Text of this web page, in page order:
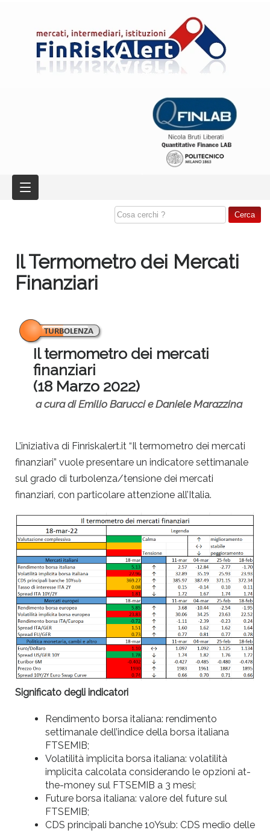
Il Termometro dei Mercati
Finanziari
Il termometro dei mercati
finanziari
(18 Marzo 2022)
a cura di Emilio Barucci e Daniele Marazzina
L’iniziativa di Finriskalert.it “Il termometro dei mercati
finanziari” vuole presentare un indicatore settimanale
sul grado di turbolenza/tensione dei mercati
finanziari, con particolare attenzione all’Italia.
Significato degli indicatori
Rendimento borsa italiana: rendimento
settimanale dell’indice della borsa italiana
FTSEMIB;
Volatilità implicita borsa italiana: volatilità
implicita calcolata considerando le opzioni at-
the-money sul FTSEMIB a 3 mesi;
Future borsa italiana: valore del future sul
FTSEMIB;
CDS principali banche 10Ysub: CDS medio delle